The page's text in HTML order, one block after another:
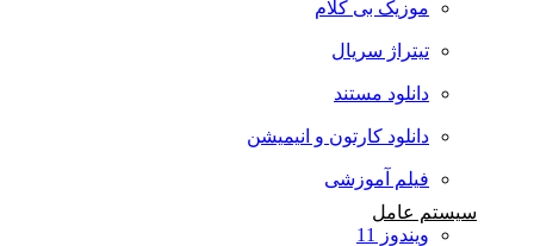
موزیک بی کلام
تیتراژ سریال
دانلود مستند
دانلود کارتون و انیمیشن
فیلم آموزشی
سیستم عامل
ویندوز 11